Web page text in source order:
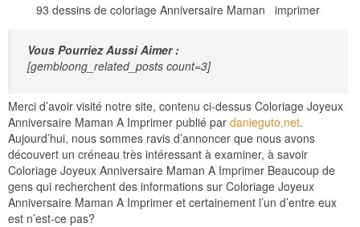
93 dessins de coloriage Anniversaire Maman imprimer
Vous Pourriez Aussi Aimer :
[gembloong_related_posts count=3]
Merci d’avoir visité notre site, contenu ci-dessus Coloriage Joyeux
Anniversaire Maman A Imprimer publié par danieguto,net.
Aujourd’hui, nous sommes ravis d’annoncer que nous avons
découvert un créneau très intéressant à examiner, à savoir
Coloriage Joyeux Anniversaire Maman A Imprimer Beaucoup de
gens qui recherchent des informations sur Coloriage Joyeux
Anniversaire Maman A Imprimer et certainement l’un d’entre eux
est n’est-ce pas?